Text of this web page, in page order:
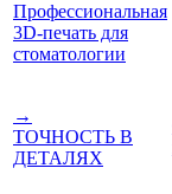
Профессиональная
3D-печать для
стоматологии
→
ТОЧНОСТЬ В
ДЕТАЛЯХ